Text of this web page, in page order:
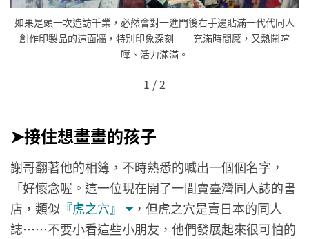
如果是頭一次造訪千業，必然會對一進門後右手邊貼滿一代代同人
創作印製品的這面牆，特別印象深刻──充滿時間感，又熱鬧喧
嘩、活力滿滿。
1 /2
➤接住想畫畫的孩子
謝哥翻著他的相簿，不時熟悉的喊出一個個名字，
「好懷念喔。這一位現在開了一間賣臺灣同人誌的書
店，類似 『虎之穴』
，但虎之穴是賣日本的同人
誌……不要小看這些小朋友，他們發展起來很可怕的